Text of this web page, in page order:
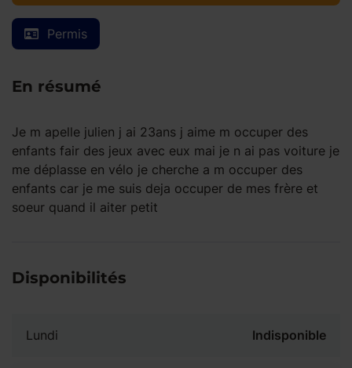
Permis
En résumé
Je m apelle julien j ai 23ans j aime m occuper des
enfants fair des jeux avec eux mai je n ai pas voiture je
me déplasse en vélo je cherche a m occuper des
enfants car je me suis deja occuper de mes frère et
soeur quand il aiter petit
Disponibilités
Lundi Indisponible